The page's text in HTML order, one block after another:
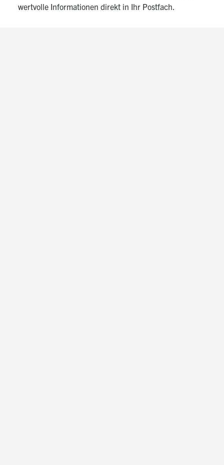
wertvolle Informationen direkt in Ihr Postfach.